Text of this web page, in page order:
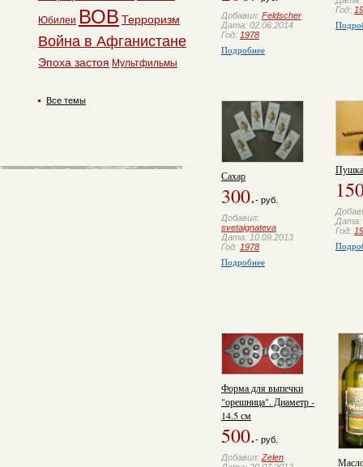
Добавил: Feldscher
Дата: 02.06.2014
Год: 1978
Подробнее
Год:
Сахар
300.- руб.
Добавил:
svetaignateva
Дата: 10.09.2013
Год: 1978
Подробнее
Дата:
Год:
Форма для выпечки
"орешница". Диаметр -
14.5 см
500.- руб.
Добавил: Zelen
Юбилеи ВОВ Терроризм
Война в Афганистане
Эпоха застоя Мультфильмы
Все темы